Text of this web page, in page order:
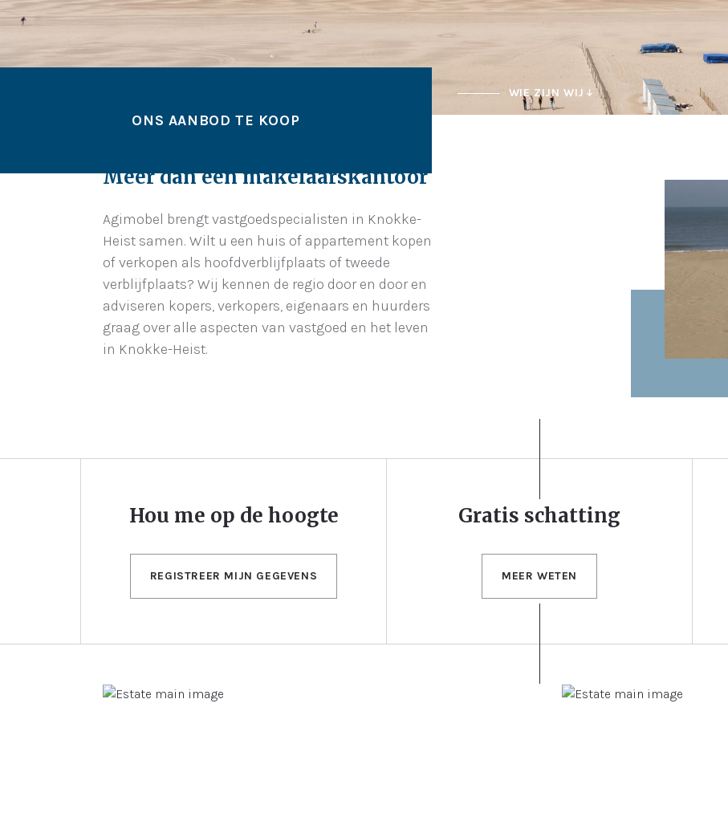
ONS AANBOD TE KOOP
WIE ZIJN WIJ
Meer dan een makelaarskantoor
Agimobel brengt vastgoedspecialisten in Knokke-
Heist samen. Wilt u een huis of appartement kopen
of verkopen als hoofdverblijfplaats of tweede
verblijfplaats? Wij kennen de regio door en door en
adviseren kopers, verkopers, eigenaars en huurders
graag over alle aspecten van vastgoed en het leven
in Knokke-Heist.
Hou me op de hoogte
REGISTREER MIJN GEGEVENS
Gratis schatting
MEER WETEN